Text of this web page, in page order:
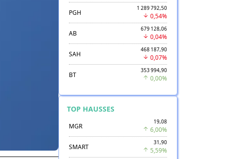
PGH
1 289 792,50
0,54%
AB
679 128,06
0,04%
SAH
468 187,90
0,07%
BT
353 994,90
0,00%
TOP HAUSSES
MGR
19,08
6,00%
SMART
31,90
5,59%